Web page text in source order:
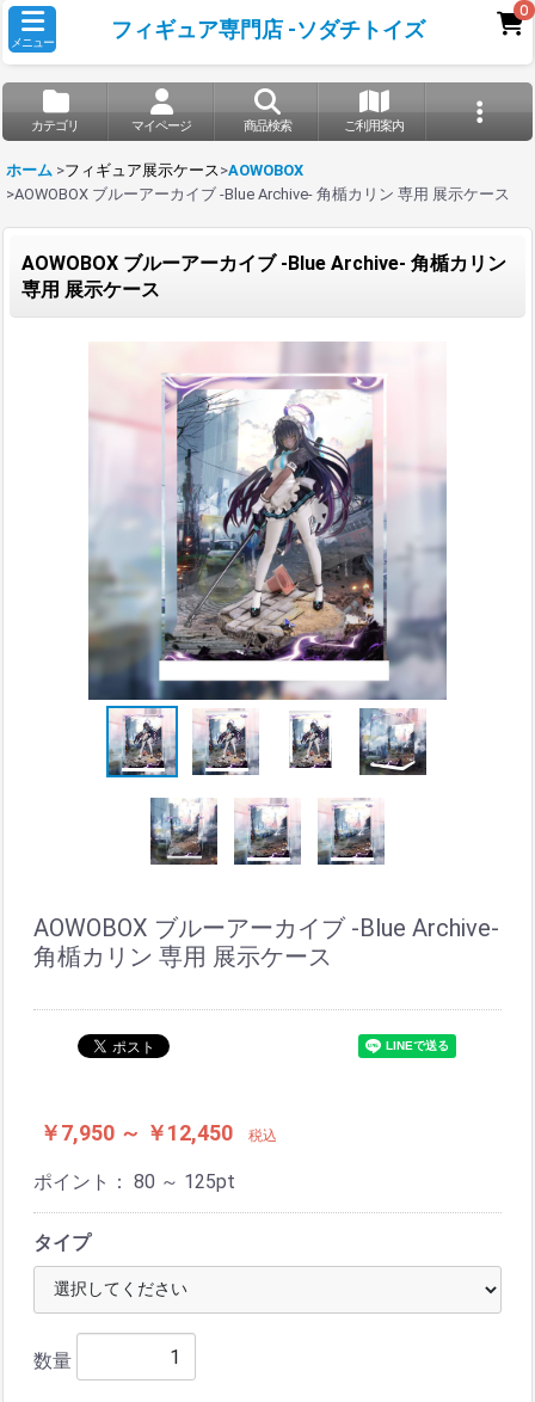
メニュー
フィギュア専門店 -ソダチトイズ
0
カテゴリ マイページ 商品検索 ご利用案内
ホーム >フィギュア展示ケース>AOWOBOX
>AOWOBOX ブルーアーカイブ -Blue Archive- 角楯カリン 専用 展示ケース
AOWOBOX ブルーアーカイブ -Blue Archive- 角楯カリン
専用 展示ケース
AOWOBOX ブルーアーカイブ -Blue Archive-
角楯カリン 専用 展示ケース
￥7,950 ～ ￥12,450 税込
ポイント： 80 ～ 125pt
タイプ
数量